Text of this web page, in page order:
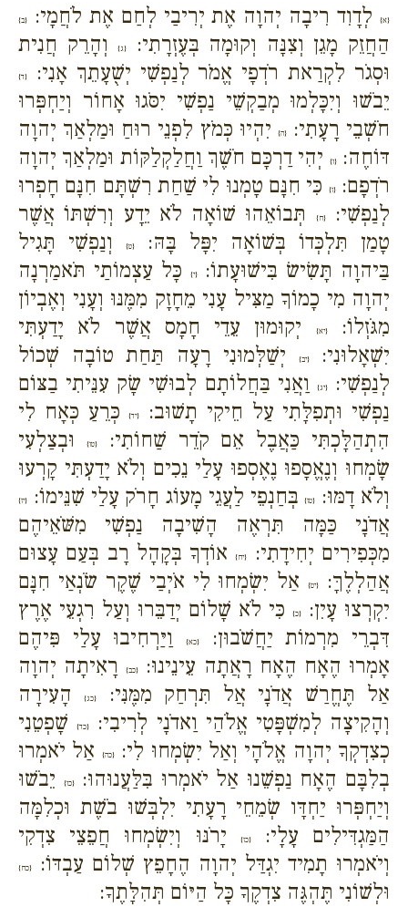
{א} לְדָוִד רִיבָה יְהוָה אֶת יְרִיבַי לְחַם אֶת לֹחֲמָי: {ב}
הַחֲזֵק מָגֵן וְצִנָּה וְקוּמָה בְּעֶזְרָתִי: {ג}וְהָרֵק חֲנִית
וּסְגֹר לִקְרַאת רֹדְפָי אֱמֹר לְנַפְשִׁי יְשֻׁעָתֵךְ אָנִי:
{ד}
יֵבֹשׁוּ וְיִכָּלְמוּ מְבַקְשֵׁי נַפְשִׁי יִסֹּגוּ אָחוֹר וְיַחְפְּרוּ
חֹשְׁבֵי רָעָתִי:{ה}
יִהְיוּ כְּמֹץ לִפְנֵי רוּחַ וּמַלְאַךְ יְהוָה
דּוֹחֶה:{ו}
יְהִי דַרְכָּם חֹשֶׁךְ וַחֲלַקְלַקּוֹת וּמַלְאַךְ יְהוָה
רֹדְפָם:{ז}
כִּי חִנָּם טָמְנוּ לִי שַׁחַת רִשְׁתָּם חִנָּם חָפְרוּ
לְנַפְשִׁי:{ח}
תְּבוֹאֵהוּ שׁוֹאָה לֹא יֵדָע וְרִשְׁתּוֹ אֲשֶׁר
טָמַן תִּלְכְּדוֹ בְּשׁוֹאָה יִפָּל בָּהּ:
{ט}
וְנַפְשִׁי תָּגִיל
בַּיהוָה תָּשִׂישׂ בִּישׁוּעָתוֹ:{י}
כָּל עַצְמוֹתַי תֹּאמַרְנָה
יְהוָה מִי כָמוֹךָ מַצִּיל עָנִי מֵחָזָק מִמֶּנּוּ וְעָנִי וְאֶבְיוֹן
מִגֹּזְלוֹ:{יא}
יְקוּמוּן עֵדֵי חָמָס אֲשֶׁר לֹא יָדַעְתִּי
יִשְׁאָלוּנִי:{יב}
יְשַׁלְּמוּנִי רָעָה תַּחַת טוֹבָה שְׁכוֹל
לְנַפְשִׁי:{יג}
וַאֲנִי בַּחֲלוֹתָם לְבוּשִׁי שָׂק עִנֵּיתִי בַצּוֹם
נַפְשִׁי וּתְפִלָּתִי עַל חֵיקִי תָשׁוּב:
{יד}כְּרֵעַ כְּאָח לִי
הִתְהַלָּכְתִּי כַּאֲבֶל אֵם קֹדֵר שַׁחוֹתִי:{טו}
וּבְצַלְעִי
שָׂמְחוּ וְנֶאֱסָפוּ נֶאֶסְפוּ עָלַי נֵכִים וְלֹא יָדַעְתִּי קָרְעוּ
וְלֹא דָמּוּ:
{טז}בְּחַנְפֵי לַעֲגֵי מָעוֹג חָרֹק עָלַי שִׁנֵּימוֹ: {יז}
אֲדֹנָי כַּמָּה תִּרְאֶה הָשִׁיבָה נַפְשִׁי מִשֹּׁאֵיהֶם
מִכְּפִירִים יְחִידָתִי:
{יח}אוֹדְךָ בְּקָהָל רָב בְּעַם עָצוּם
אֲהַלְלֶךָּ:
{יט}אַל יִשְׂמְחוּ לִי אֹיְבַי שֶׁקֶר שֹׂנְאַי חִנָּם
יִקְרְצוּ עָיִן:
{כ}
כִּי לֹא שָׁלוֹם יְדַבֵּרוּ וְעַל רִגְעֵי אֶרֶץ
דִּבְרֵי מִרְמוֹת יַחֲשֹׁבוּן:
{כא}
וַיַּרְחִיבוּ עָלַי פִּיהֶם
אָמְרוּ הֶאָח הֶאָח רָאֲתָה עֵינֵינוּ:
{כב}רָאִיתָה יְהוָה
אַל תֶּחֱרַשׁ אֲדֹנָי אֲל תִּרְחַק מִמֶּנִּי:
{כג}הָעִירָה
וְהָקִיצָה לְמִשְׁפָּטִי אֱלֹהַי וַאדֹנָי לְרִיבִי:
{כד}שָׁפְטֵנִי
כְצִדְקְךָ יְהוָה אֱלֹהָי וְאַל יִשְׂמְחוּ לִי:{כה}
אַל יֹאמְרוּ
בְלִבָּם הֶאָח נַפְשֵׁנוּ אַל יֹאמְרוּ בִּלַּעֲנוּהוּ:{כו}
יֵבֹשׁוּ
וְיַחְפְּרוּ יַחְדָּו שְׂמֵחֵי רָעָתִי יִלְבְּשׁוּ בֹשֶׁת וּכְלִמָּה
הַמַּגְדִּילִים עָלָי:{כז}
יָרֹנּוּ וְיִשְׂמְחוּ חֲפֵצֵי צִדְקִי
וְיֹאמְרוּ תָמִיד יִגְדַּל יְהוָה הֶחָפֵץ שְׁלוֹם עַבְדּוֹ:
{כח}
וּלְשׁוֹנִי תֶּהְגֶּה צִדְקֶךָ כָּל הַיּוֹם תְּהִלָּתֶךָ: